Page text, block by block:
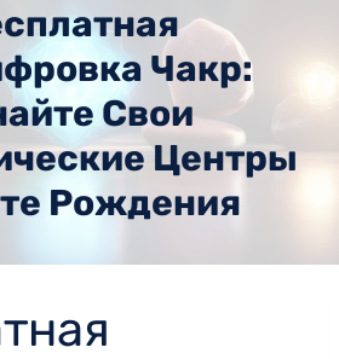
Чакр:
Свои
Центры
Рождения